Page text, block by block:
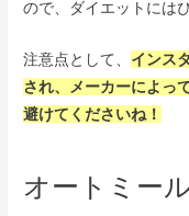
ので、ダイエットには
注意点として、 インス
され、メーカーによっ
避けてくださいね！
オートミー